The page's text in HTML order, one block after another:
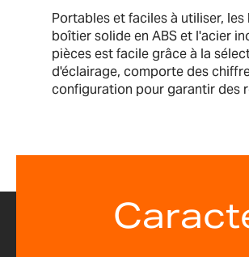
Portables et faciles à utiliser,
boîtier solide en ABS et l'acier
pièces est facile grâce à la
d'éclairage, comporte des
configuration pour garantir des